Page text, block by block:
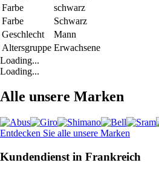
Farbe
schwarz
Farbe
Schwarz
Geschlecht
Mann
Altersgruppe Erwachsene
Loading...
Loading...
Alle unsere Marken
Entdecken Sie alle unsere Marken
Kundendienst in Frankreich